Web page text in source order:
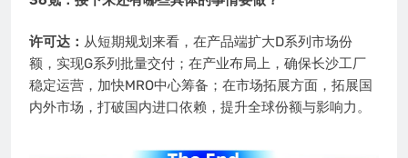
许可达： 从短期规划来看，在产品端扩大D系列市场份
额，实现G系列批量交付；在产业布局上，确保长沙工厂
稳定运营，加快MRO中心筹备；在市场拓展方面，拓展国
内外市场，打破国内进口依赖，提升全球份额与影响力。